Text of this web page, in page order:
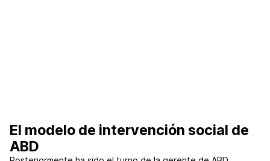
El modelo de intervención social de
ABD